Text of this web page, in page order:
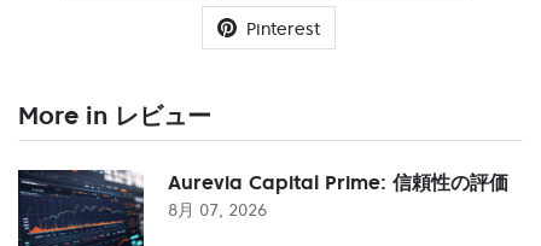
Pinterest
More in レビュー
Aurevia Capital Prime: 信頼性の評価
8月 07, 2026